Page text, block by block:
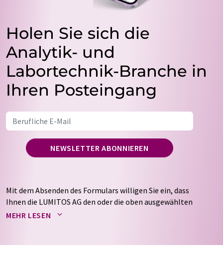
Holen Sie sich die
Analytik- und
Labortechnik-Branche in
Ihren Posteingang
NEWSLETTER ABONNIEREN
Mit dem Absenden des Formulars willigen Sie ein, dass
Ihnen die LUMITOS AG den oder die oben ausgewählten
Newsletter per E-Mail zusendet. Ihre Daten werden
auf Basis unsererDatenschutzerklärung. LUMITOS darf
MEHR LESEN